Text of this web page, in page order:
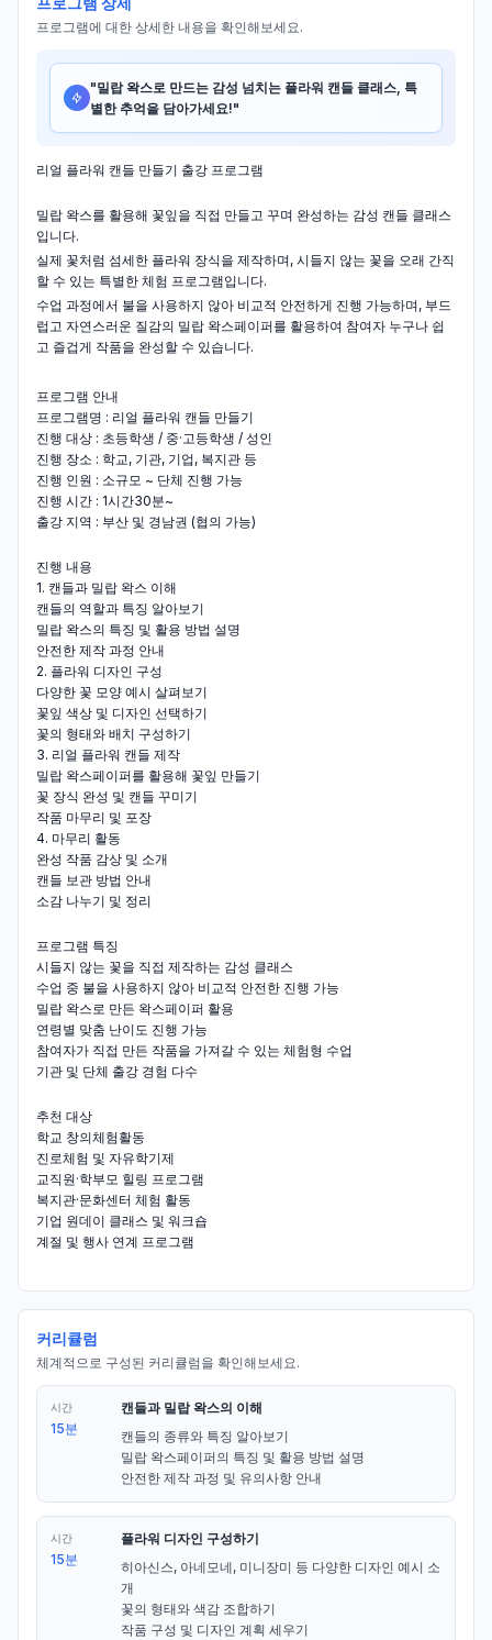
프로그램에 대한 상세한 내용을 확인해보세요.
"밀랍 왁스로 만드는 감성 넘치는 플라워 캔들 클래스, 특
별한 추억을 담아가세요!"
리얼 플라워 캔들 만들기 출강 프로그램
밀랍 왁스를 활용해 꽃잎을 직접 만들고 꾸며 완성하는 감성 캔들 클래스
입니다.
실제 꽃처럼 섬세한 플라워 장식을 제작하며, 시들지 않는 꽃을 오래 간직
할 수 있는 특별한 체험 프로그램입니다.
수업 과정에서 불을 사용하지 않아 비교적 안전하게 진행 가능하며, 부드
럽고 자연스러운 질감의 밀랍 왁스페이퍼를 활용하여 참여자 누구나 쉽
고 즐겁게 작품을 완성할 수 있습니다.
프로그램 안내
프로그램명 : 리얼 플라워 캔들 만들기
진행 대상 : 초등학생 / 중·고등학생 / 성인
진행 장소 : 학교, 기관, 기업, 복지관 등
진행 인원 : 소규모 ~ 단체 진행 가능
진행 시간 : 1시간30분~
출강 지역 : 부산 및 경남권 (협의 가능)
진행 내용
1. 캔들과 밀랍 왁스 이해
캔들의 역할과 특징 알아보기
밀랍 왁스의 특징 및 활용 방법 설명
안전한 제작 과정 안내
2. 플라워 디자인 구성
다양한 꽃 모양 예시 살펴보기
꽃잎 색상 및 디자인 선택하기
꽃의 형태와 배치 구성하기
3. 리얼 플라워 캔들 제작
밀랍 왁스페이퍼를 활용해 꽃잎 만들기
꽃 장식 완성 및 캔들 꾸미기
작품 마무리 및 포장
4. 마무리 활동
완성 작품 감상 및 소개
캔들 보관 방법 안내
소감 나누기 및 정리
프로그램 특징
시들지 않는 꽃을 직접 제작하는 감성 클래스
수업 중 불을 사용하지 않아 비교적 안전한 진행 가능
밀랍 왁스로 만든 왁스페이퍼 활용
연령별 맞춤 난이도 진행 가능
참여자가 직접 만든 작품을 가져갈 수 있는 체험형 수업
기관 및 단체 출강 경험 다수
추천 대상
학교 창의체험활동
진로체험 및 자유학기제
교직원·학부모 힐링 프로그램
복지관·문화센터 체험 활동
기업 원데이 클래스 및 워크숍
계절 및 행사 연계 프로그램
커리큘럼
체계적으로 구성된 커리큘럼을 확인해보세요.
시간
15분
캔들과 밀랍 왁스의 이해
캔들의 종류와 특징 알아보기
밀랍 왁스페이퍼의 특징 및 활용 방법 설명
안전한 제작 과정 및 유의사항 안내
시간
15분
플라워 디자인 구성하기
히아신스, 아네모네, 미니장미 등 다양한 디자인 예시 소
개
꽃의 형태와 색감 조합하기
작품 구성 및 디자인 계획 세우기